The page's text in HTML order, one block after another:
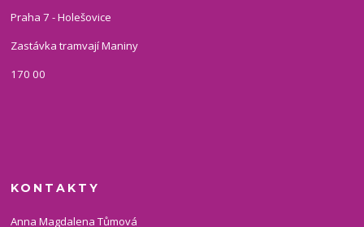
Praha 7 - Holešovice
Zastávka tramvají Maniny
170 00
KONTAKTY
Anna Magdalena Tůmová